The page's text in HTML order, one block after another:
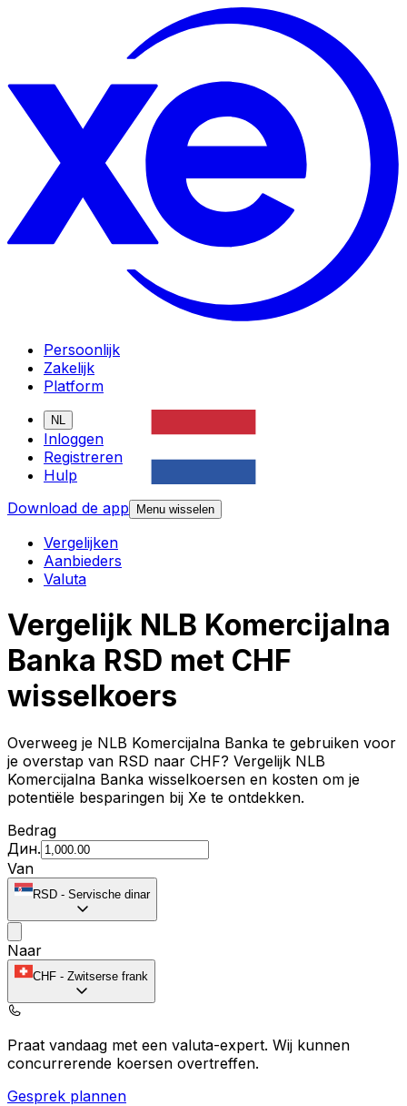
Persoonlijk
Zakelijk
Platform
NL
Inloggen
Registreren
Hulp
Download de app
Menu wisselen
Vergelijken
Aanbieders
Valuta
Vergelijk NLB Komercijalna
Banka RSD met CHF
wisselkoers
Overweeg je NLB Komercijalna Banka te gebruiken voor
je overstap van RSD naar CHF? Vergelijk NLB
Komercijalna Banka wisselkoersen en kosten om je
potentiële besparingen bij Xe te ontdekken.
Bedrag
Дин.
Van
RSD - Servische dinar
Naar
CHF - Zwitserse frank
Praat vandaag met een valuta-expert. Wij kunnen
concurrerende koersen overtreffen.
Gesprek plannen